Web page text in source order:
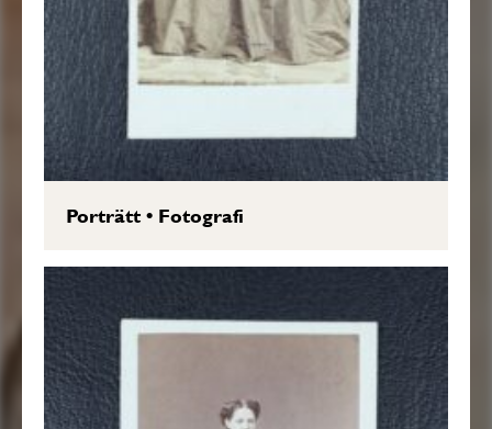
Porträtt• Fotografi